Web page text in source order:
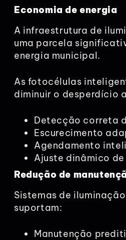
Economia de energia
A infraestrutura de
uma parcela
energia municipal.
As fotocélulas
diminuir o desperdício
Detecção correta
Escurecimento
Agendamento
Ajuste dinâmico
Redução de
Sistemas de
suportam:
Manutenção